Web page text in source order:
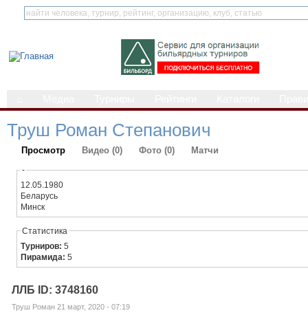
Труш Роман Степанович
Просмотр Видео (0) Фото (0) Матчи
-
12.05.1980
Беларусь
Минск
Статистика
Турниров:5
Пирамида:5
ЛЛБ ID: 3748160
Труш Роман 21 март, 2020 - 07:19